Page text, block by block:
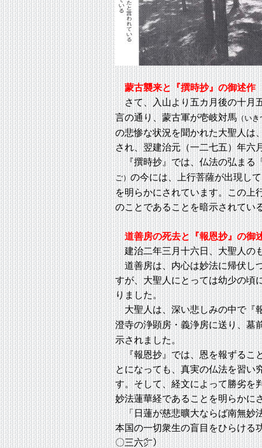
蒙古襲来と『撰時抄』の御述作
さて、入山より五カ月後の十月
言の通り、蒙古軍が壱岐対馬（いき
の悲惨な状況を聞かれた大聖人は
され、翌建治元（一二七五）年六
『撰時抄』では、仏法の弘まる
ご）の今には、上行菩薩が出現し
を明らかにされています。この上
のことであることを暗示されてい
道善房の死去と『報恩抄』の御
建治二年三月十六日、大聖人の
道善房は、内心は妙法に帰伏し
すが、大聖人にとっては幼少の頃
りました。
大聖人は、深い悲しみの中で『
澄寺の浄顕房・義浄房に送り、墓
示されました。
『報恩抄』では、恩を報ずるこ
とになっても、真実の仏法を習い
す。そして、経文によって勝劣を
妙法蓮華経であることを明らかに
「日蓮が慈悲曠大ならば南無妙
本国の一切衆生の盲目をひらけ
〇三六㌻）